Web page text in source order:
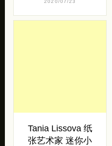
2020/07/23
Tania Lissova 纸
张艺术家 迷你小